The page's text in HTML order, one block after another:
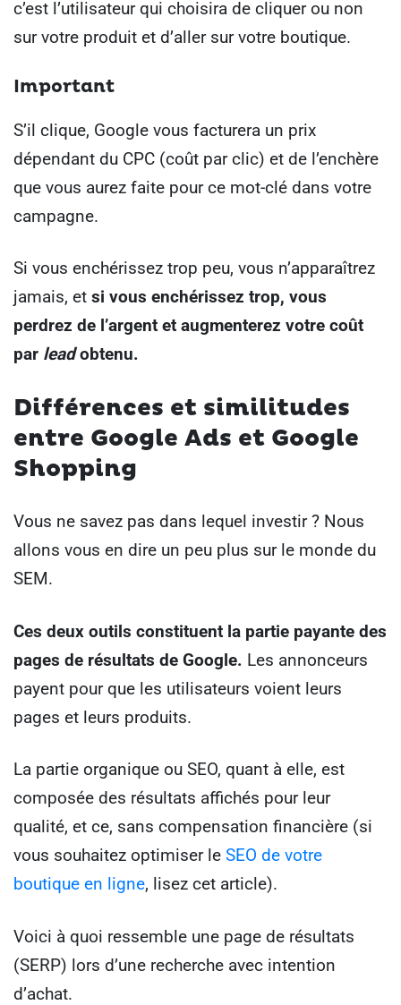
c’est l’utilisateur qui choisira de cliquer ou non
sur votre produit et d’aller sur votre boutique.
Important
S’il clique, Google vous facturera un prix
dépendant du CPC (coût par clic) et de l’enchère
que vous aurez faite pour ce mot-clé dans votre
campagne.
Si vous enchérissez trop peu, vous n’apparaîtrez
jamais, et si vous enchérissez trop, vous
perdrez de l’argent et augmenterez votre coût
par leadobtenu.
Différences et similitudes
entre Google Ads et Google
Shopping
Vous ne savez pas dans lequel investir ? Nous
allons vous en dire un peu plus sur le monde du
SEM.
Ces deux outils constituent la partie payante des
pages de résultats de Google. Les annonceurs
payent pour que les utilisateurs voient leurs
pages et leurs produits.
La partie organique ou SEO, quant à elle, est
composée des résultats affichés pour leur
qualité, et ce, sans compensation financière (si
vous souhaitez optimiser le SEO de votre
boutique en ligne, lisez cet article).
Voici à quoi ressemble une page de résultats
(SERP) lors d’une recherche avec intention
d’achat.